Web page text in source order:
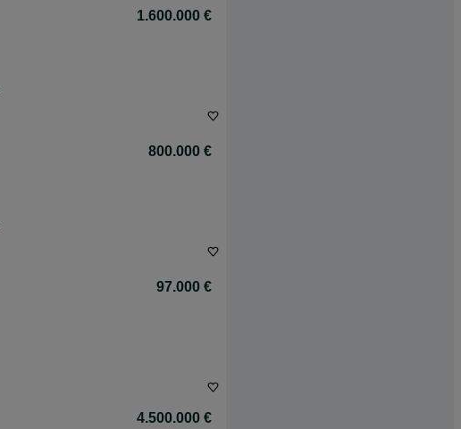
1.600.000 €
800.000 €
97.000 €
4.500.000 €